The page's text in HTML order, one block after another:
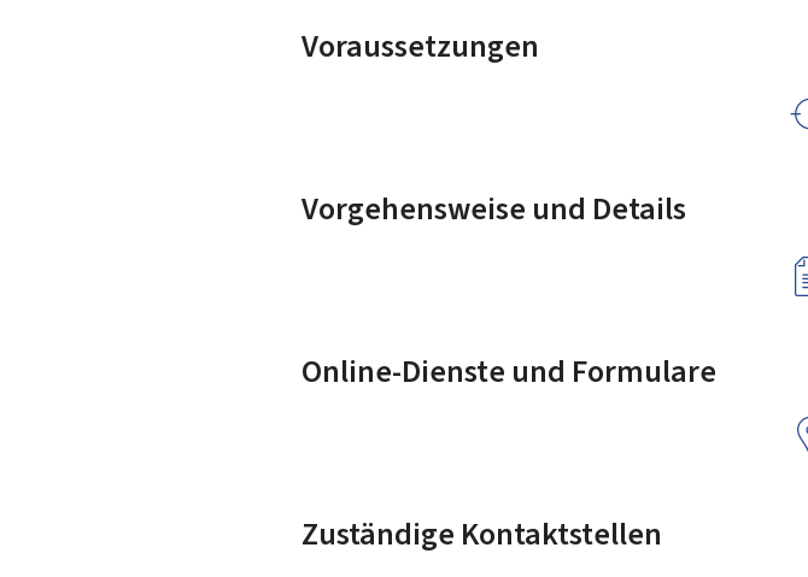
Voraussetzungen
Vorgehensweise und Details
Online-Dienste und Formulare
Zuständige Kontaktstellen